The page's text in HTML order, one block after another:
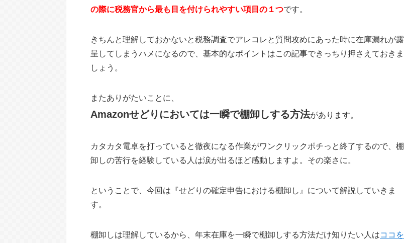
の際に税務官から最も目を付けられやすい項目の１つです。
きちんと理解しておかないと税務調査でアレコレと質問攻めにあった時に在庫漏れが露
呈してしまうハメになるので、基本的なポイントはこの記事できっちり押さえておきま
しょう。
またありがたいことに、
Amazonせどりにおいては一瞬で棚卸しする方法があります。
カタカタ電卓を打っていると徹夜になる作業がワンクリックポチっと終了するので、棚
卸しの苦行を経験している人は涙が出るほど感動しますよ。その楽さに。
ということで、今回は『せどりの確定申告における棚卸し』について解説していきま
す。
棚卸しは理解しているから、年末在庫を一瞬で棚卸しする方法だけ知りたい人はココを